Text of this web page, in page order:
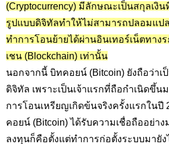
(Cryptocurrency) มีลักษณะเป็นสกุลเงิ
รูปแบบดิจิทัลทำให้ไม่สามารถปลอมแป
ทำการโอนย้ายได้ผ่านอินเทอร์เน็ตทาง
เชน (Blockchain) เท่านั้น
นอกจากนี้ บิทคอยน์ (Bitcoin) ยังถือว่า
ดิจิทัล เพราะเป็นเจ้าแรกที่ถือกำเนิดขึ้น
การโอนเหรียญเกิดข้นจริงครั้งแรกในปี
คอยน์ (Bitcoin) ได้รับความเชื่อถืออย่า
ลงทุนก็คือตั้งแต่ทำการก่อตั้งระบบมายัง